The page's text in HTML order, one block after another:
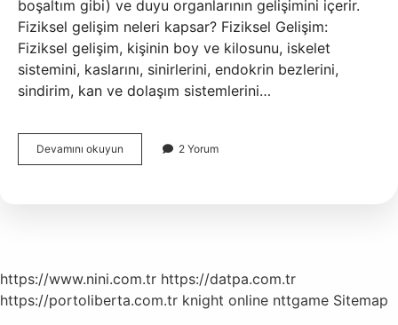
boşaltım gibi) ve duyu organlarının gelişimini içerir.
Fiziksel gelişim neleri kapsar? Fiziksel Gelişim:
Fiziksel gelişim, kişinin boy ve kilosunu, iskelet
sistemini, kaslarını, sinirlerini, endokrin bezlerini,
sindirim, kan ve dolaşım sistemlerini…
Devamını okuyun
Gelişim
2 Yorum
https://www.nini.com.tr https://datpa.com.tr
https://portoliberta.com.tr knight online nttgame Sitemap